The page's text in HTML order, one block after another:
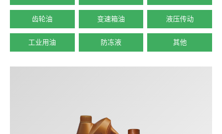
齿轮油 变速箱油 液压传动
工业用油 防冻液 其他